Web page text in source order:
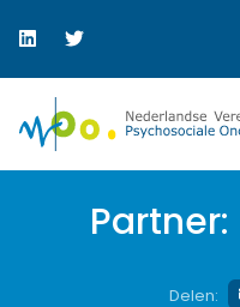
Partner:
Delen: